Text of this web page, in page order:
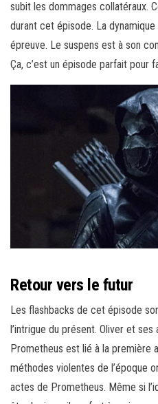
subit les dommages collatéraux.
durant cet épisode. La
épreuve. Le suspens est à son
Ça, c’est un épisode parfait pour
Retour vers le futur
Les flashbacks de cet épisode
l’intrigue du présent. Oliver et
Prometheus est lié à la première
méthodes violentes de l’époque
actes de Prometheus. Même si